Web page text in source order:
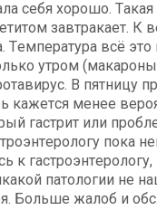
себя хорошо.
завтракает. К
Температура всё
утром
В пятницу
кажется менее
гастрит или
пока
к
патологии не
Больше жалоб и